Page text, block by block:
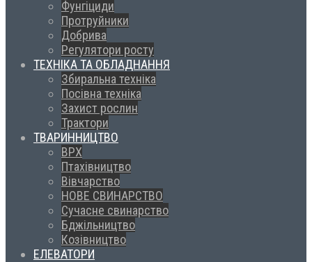
Фунгіциди
Протруйники
Добрива
Регулятори росту
ТЕХНІКА ТА ОБЛАДНАННЯ
Збиральна техніка
Посівна техніка
Захист рослин
Трактори
ТВАРИННИЦТВО
ВРХ
Птахівництво
Вівчарство
НОВЕ СВИНАРСТВО
Сучасне свинарство
Бджільництво
Козівництво
ЕЛЕВАТОРИ